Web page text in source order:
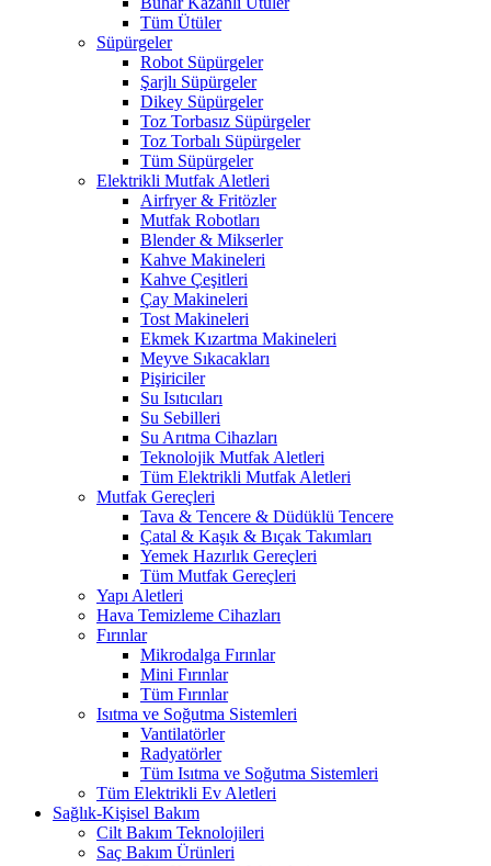
Tüm Ütüler
Süpürgeler
Robot Süpürgeler
Şarjlı Süpürgeler
Dikey Süpürgeler
Toz Torbasız Süpürgeler
Toz Torbalı Süpürgeler
Tüm Süpürgeler
Elektrikli Mutfak Aletleri
Airfryer & Fritözler
Mutfak Robotları
Blender & Mikserler
Kahve Makineleri
Kahve Çeşitleri
Çay Makineleri
Tost Makineleri
Ekmek Kızartma Makineleri
Meyve Sıkacakları
Pişiriciler
Su Isıtıcıları
Su Sebilleri
Su Arıtma Cihazları
Teknolojik Mutfak Aletleri
Tüm Elektrikli Mutfak Aletleri
Mutfak Gereçleri
Tava & Tencere & Düdüklü Tencere
Çatal & Kaşık & Bıçak Takımları
Yemek Hazırlık Gereçleri
Tüm Mutfak Gereçleri
Yapı Aletleri
Hava Temizleme Cihazları
Fırınlar
Mikrodalga Fırınlar
Mini Fırınlar
Tüm Fırınlar
Isıtma ve Soğutma Sistemleri
Vantilatörler
Radyatörler
Tüm Isıtma ve Soğutma Sistemleri
Tüm Elektrikli Ev Aletleri
Sağlık-Kişisel Bakım
Cilt Bakım Teknolojileri
Saç Bakım Ürünleri